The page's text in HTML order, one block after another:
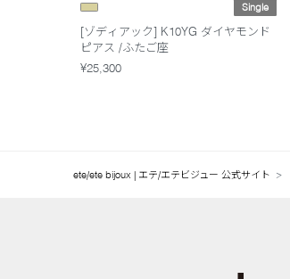
Single
[ゾディアック] K10YG ダイヤモンド
ピアス /ふたご座
¥25,300
ete/ete bijoux | エテ/エテビジュー 公式サイト